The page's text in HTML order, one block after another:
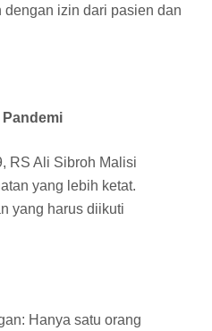
dengan izin dari pasien dan
RS Ali Sibroh Malisi
yang lebih ketat.
yang harus diikuti
Hanya satu orang